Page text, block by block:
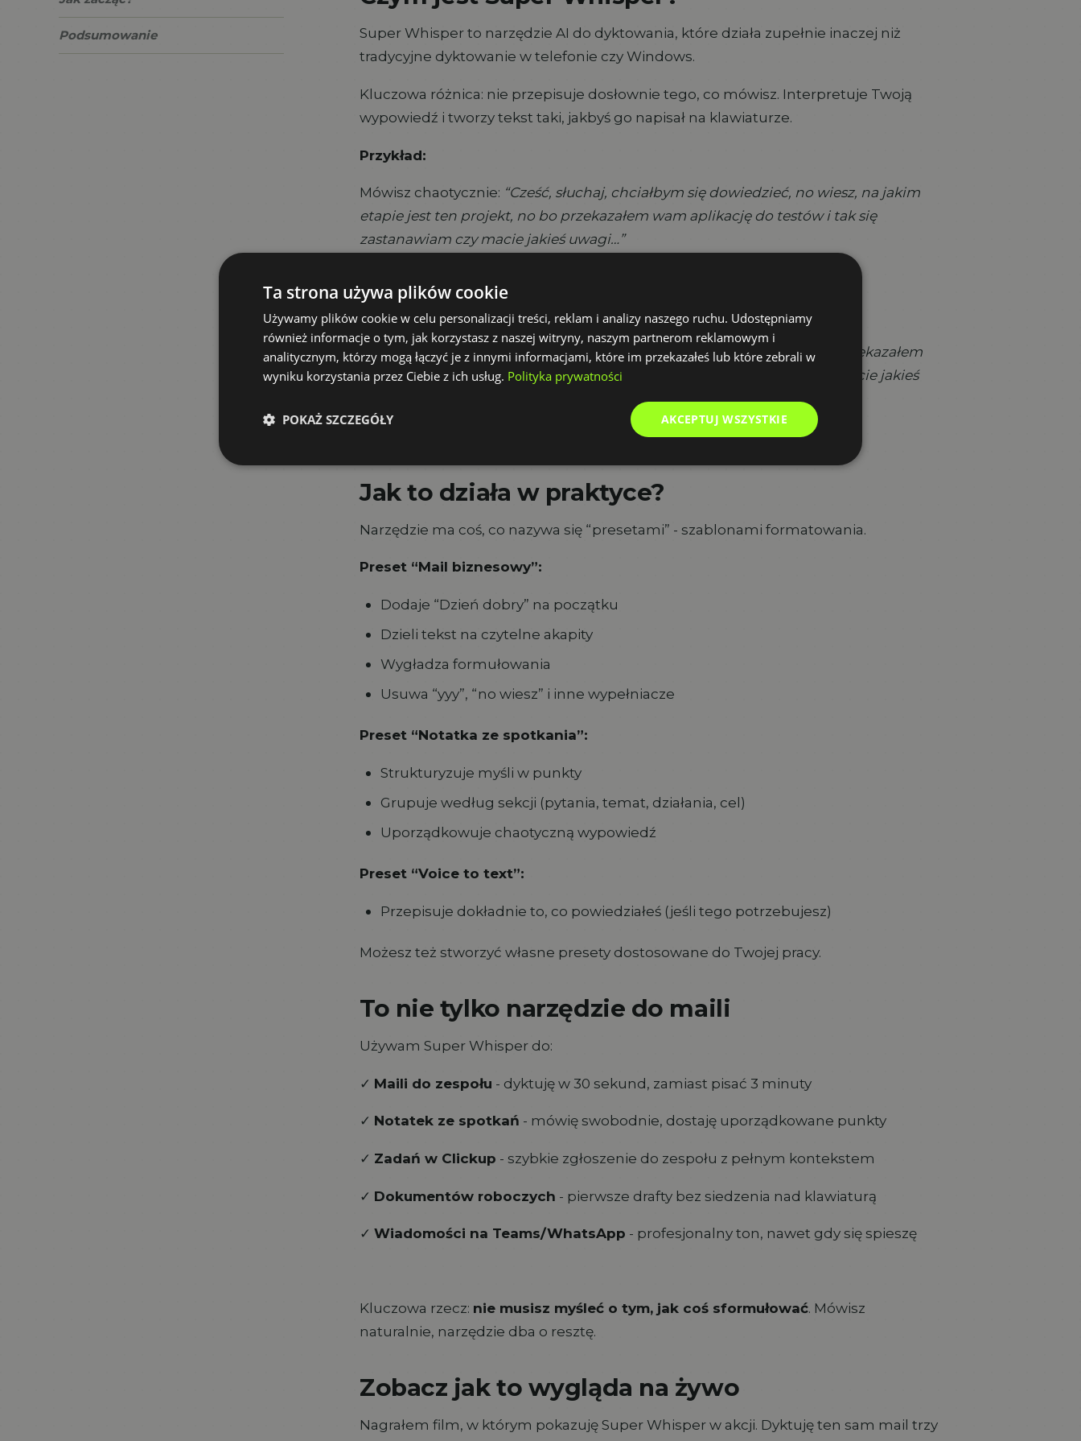
Podsumowanie
Super Whisper to narzędzie AI do dyktowania, które działa zupełnie inaczej niż
tradycyjne dyktowanie w telefonie czy Windows.
Kluczowa różnica: nie przepisuje dosłownie tego, co mówisz. Interpretuje Twoją
wypowiedź i tworzy tekst taki, jakbyś go napisał na klawiaturze.
Przykład:
Mówisz chaotycznie: “Cześć, słuchaj, chciałbym się dowiedzieć, no wiesz, na jakim
etapie jest ten projekt, no bo przekazałem wam aplikację do testów i tak się
zastanawiam czy macie jakieś uwagi…”
“Dzień dobry,
Chciałbym się dowiedzieć na jakim etapie realizacji jest nasz projekt. Przekazałem
Państwu ostatnio aplikację do testów i chciałbym dowiedzieć się czy macie jakieś
Widzisz różnicę? To nie jest surowa transkrypcja. To profesjonalny tekst.
Jak to działa w praktyce?
Narzędzie ma coś, co nazywa się “presetami” - szablonami formatowania.
Preset “Mail biznesowy”:
Dodaje “Dzień dobry” na początku
Dzieli tekst na czytelne akapity
Wygładza formułowania
Usuwa “yyy”, “no wiesz” i inne wypełniacze
Preset “Notatka ze spotkania”:
Strukturyzuje myśli w punkty
Grupuje według sekcji (pytania, temat, działania, cel)
Uporządkowuje chaotyczną wypowiedź
Preset “Voice to text”:
Przepisuje dokładnie to, co powiedziałeś (jeśli tego potrzebujesz)
Możesz też stworzyć własne presety dostosowane do Twojej pracy.
To nie tylko narzędzie do maili
Używam Super Whisper do:
✓ Maili do zespołu - dyktuję w 30 sekund, zamiast pisać 3 minuty
✓ Notatek ze spotkań - mówię swobodnie, dostaję uporządkowane punkty
✓ Zadań w Clickup - szybkie zgłoszenie do zespołu z pełnym kontekstem
✓ Dokumentów roboczych - pierwsze drafty bez siedzenia nad klawiaturą
✓Wiadomości na Teams/WhatsApp - profesjonalny ton, nawet gdy się spieszę
Kluczowa rzecz: nie musisz myśleć o tym, jak coś sformułować. Mówisz
naturalnie, narzędzie dba o resztę.
Zobacz jak to wygląda na żywo
Nagrałem film, w którym pokazuję Super Whisper w akcji. Dyktuję ten sam mail trzy
Ta strona używa plików cookie
Używamy plików cookie w celu personalizacji treści, reklam i analizy naszego ruchu. Udostępniamy
również informacje o tym, jak korzystasz z naszej witryny, naszym partnerom reklamowym i
analitycznym, którzy mogą łączyć je z innymi informacjami, które im przekazałeś lub które zebrali w
wyniku korzystania przez Ciebie z ich usług. Polityka prywatności
AKCEPTUJ WSZYSTKIE
POKAŻ SZCZEGÓŁY